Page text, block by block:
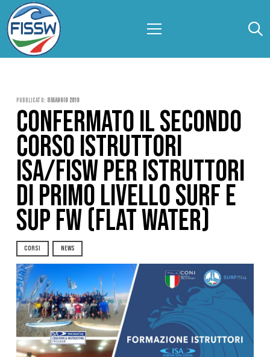
Pubblicato: 8 Maggio 2019
CONFERMATO IL SECONDO
CORSO ISTRUTTORI
ISA/FISW PER ISTRUTTORI
DI PRIMO LIVELLO SURF E
SUP FW (FLAT WATER)
CORSI NEWS